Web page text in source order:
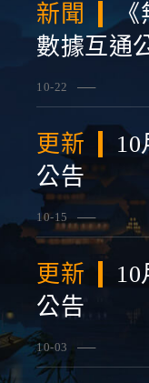
新聞
數據互通
10-22
查看詳情
更新
10
公告
10-15
查看詳情
更新
10
公告
10-03
查看詳情